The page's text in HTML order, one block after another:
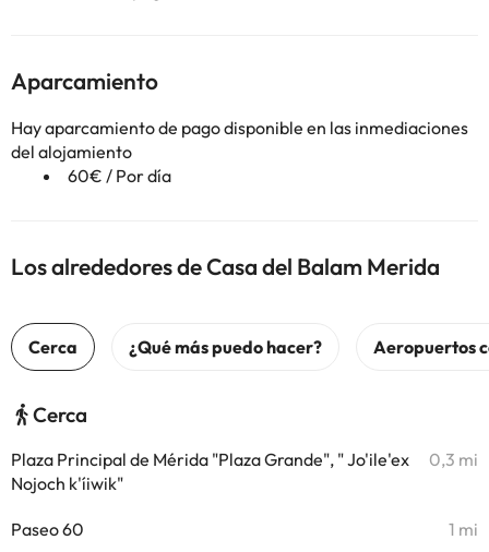
Aparcamiento
Hay aparcamiento de pago disponible en las inmediaciones
del alojamiento
60€ / Por día
Los alrededores de Casa del Balam Merida
Cerca
Plaza Principal de Mérida "Plaza Grande", " Jo'ile'ex
Nojoch k'íiwik"
0,3 mi
Paseo 60 1 mi